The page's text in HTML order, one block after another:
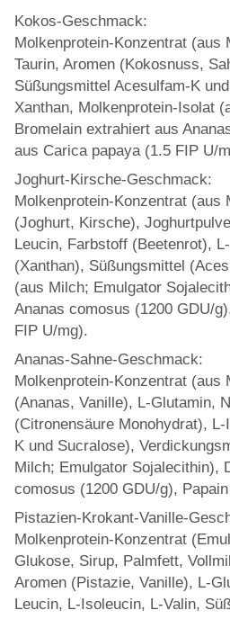
Kokos-Geschmack:
Molkenprotein-Konzentrat
Taurin, Aromen (Kokosnuss,
Süßungsmittel Acesulfam-K
Xanthan, Molkenprotein-Isolat
Bromelain extrahiert aus
aus Carica papaya (1.5 FIP U/
Joghurt-Kirsche-Geschmack:
Molkenprotein-Konzentrat (aus
(Joghurt, Kirsche),
Leucin, Farbstoff (Beetenrot),
(Xanthan), Süßungsmittel
(aus Milch; Emulgator
Ananas comosus (1200 GDU/
FIP U/mg).
Ananas-Sahne-Geschmack:
Molkenprotein-Konzentrat (aus
(Ananas, Vanille), L-Glutamin,
(Citronensäure Monohydrat),
K und Sucralose),
Milch; Emulgator Sojalecithin),
comosus (1200 GDU/g),
Pistazien-Krokant-Vanille-
Molkenprotein-Konzentrat
Glukose, Sirup, Palmfett,
Aromen (Pistazie, Vanille), L-
Leucin, L-Isoleucin, L-Valin,